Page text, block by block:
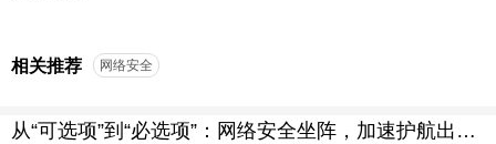
相关推荐 网络安全
从“可选项”到“必选项”：网络安全坐阵，加速护航出海拓疆